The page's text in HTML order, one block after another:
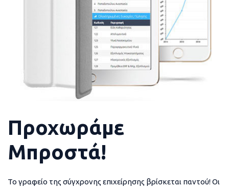
Προχωράμε
Μπροστά!
Το γραφείο της σύγχρονης επιχείρησης βρίσκεται παντού! Οι